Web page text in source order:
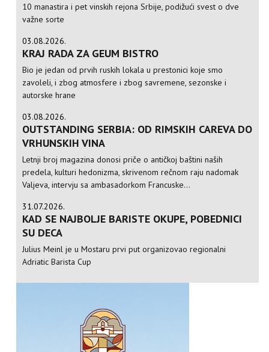
10 manastira i pet vinskih rejona Srbije, podižući svest o dve
važne sorte
03.08.2026.
KRAJ RADA ZA GEUM BISTRO
Bio je jedan od prvih ruskih lokala u prestonici koje smo
zavoleli, i zbog atmosfere i zbog savremene, sezonske i
autorske hrane
03.08.2026.
OUTSTANDING SERBIA: OD RIMSKIH CAREVA DO
VRHUNSKIH VINA
Letnji broj magazina donosi priče o antičkoj baštini naših
predela, kulturi hedonizma, skrivenom rečnom raju nadomak
Valjeva, intervju sa ambasadorkom Francuske...
31.07.2026.
KAD SE NAJBOLJE BARISTE OKUPE, POBEDNICI
SU DECA
Julius Meinl je u Mostaru prvi put organizovao regionalni
Adriatic Barista Cup